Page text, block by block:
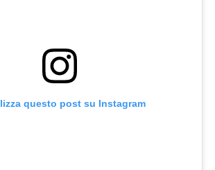
questo post su Instagram